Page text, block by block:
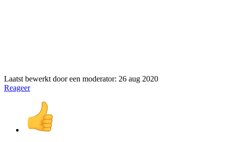
Laatst bewerkt door een moderator: 26 aug 2020
Reageer